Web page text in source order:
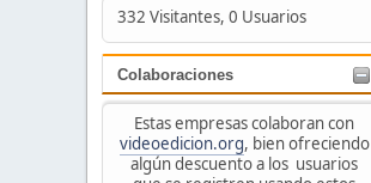
332 Visitantes, 0 Usuarios
Colaboraciones
Estas empresas colaboran con
videoedicion.org, bien ofreciendo
algún descuento a los usuarios